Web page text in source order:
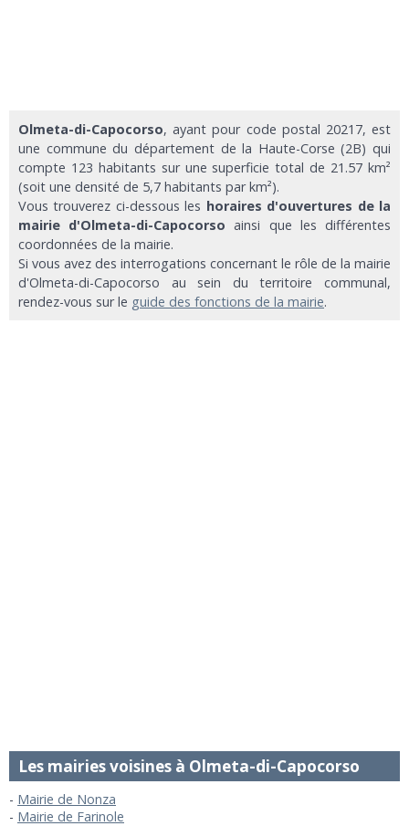
Olmeta-di-Capocorso, ayant pour code postal 20217, est
une commune du département de la Haute-Corse (2B) qui
compte 123 habitants sur une superficie total de 21.57 km²
(soit une densité de 5,7 habitants par km²).
Vous trouverez ci-dessous les horaires d'ouvertures de la
mairie d'Olmeta-di-Capocorso ainsi que les différentes
coordonnées de la mairie.
Si vous avez des interrogations concernant le rôle de la mairie
d'Olmeta-di-Capocorso au sein du territoire communal,
rendez-vous sur le guide des fonctions de la mairie.
Les mairies voisines à Olmeta-di-Capocorso
Mairie de Nonza
Mairie de Farinole